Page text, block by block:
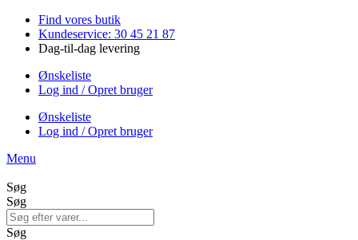
Videre
indhold
Find vores butik
Kundeservice: 30 45 21 87
Dag-til-dag levering
Ønskeliste
Log ind / Opret bruger
Ønskeliste
Log ind / Opret bruger
Menu
Søg
Søg
Søg